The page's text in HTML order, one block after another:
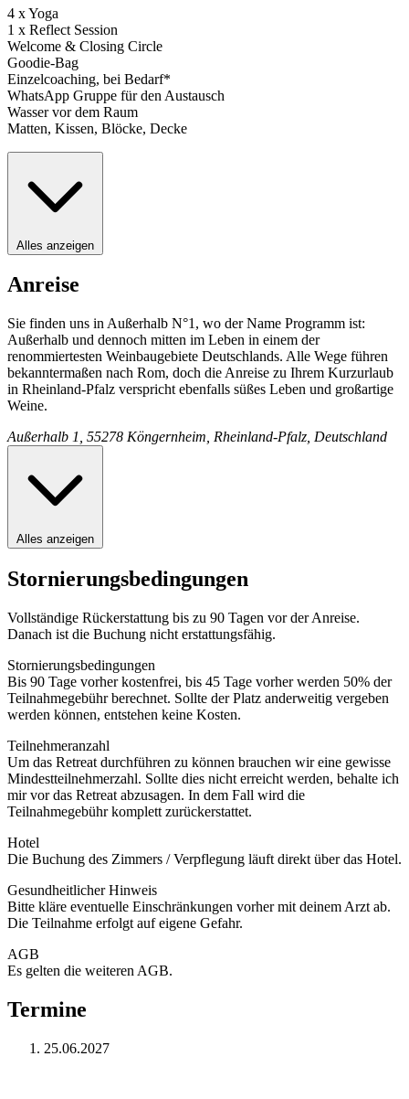
4 x Yoga
1 x Reflect Session
Welcome & Closing Circle
Goodie-Bag
Einzelcoaching, bei Bedarf*
WhatsApp Gruppe für den Austausch
Wasser vor dem Raum
Matten, Kissen, Blöcke, Decke
Alles anzeigen
Anreise
Sie finden uns in Außerhalb N°1, wo der Name Programm ist:
Außerhalb und dennoch mitten im Leben in einem der
renommiertesten Weinbaugebiete Deutschlands. Alle Wege führen
bekanntermaßen nach Rom, doch die Anreise zu Ihrem Kurzurlaub
in Rheinland-Pfalz verspricht ebenfalls süßes Leben und großartige
Weine.
Außerhalb 1, 55278 Köngernheim, Rheinland-Pfalz, Deutschland
Alles anzeigen
Stornierungsbedingungen
Vollständige Rückerstattung bis zu 90 Tagen vor der Anreise.
Danach ist die Buchung nicht erstattungsfähig.
Stornierungsbedingungen
Bis 90 Tage vorher kostenfrei, bis 45 Tage vorher werden 50% der
Teilnahmegebühr berechnet. Sollte der Platz anderweitig vergeben
werden können, entstehen keine Kosten.
Teilnehmeranzahl
Um das Retreat durchführen zu können brauchen wir eine gewisse
Mindestteilnehmerzahl. Sollte dies nicht erreicht werden, behalte ich
mir vor das Retreat abzusagen. In dem Fall wird die
Teilnahmegebühr komplett zurückerstattet.
Hotel
Die Buchung des Zimmers / Verpflegung läuft direkt über das Hotel.
Gesundheitlicher Hinweis
Bitte kläre eventuelle Einschränkungen vorher mit deinem Arzt ab.
Die Teilnahme erfolgt auf eigene Gefahr.
AGB
Es gelten die weiteren AGB.
Termine
25.06.2027